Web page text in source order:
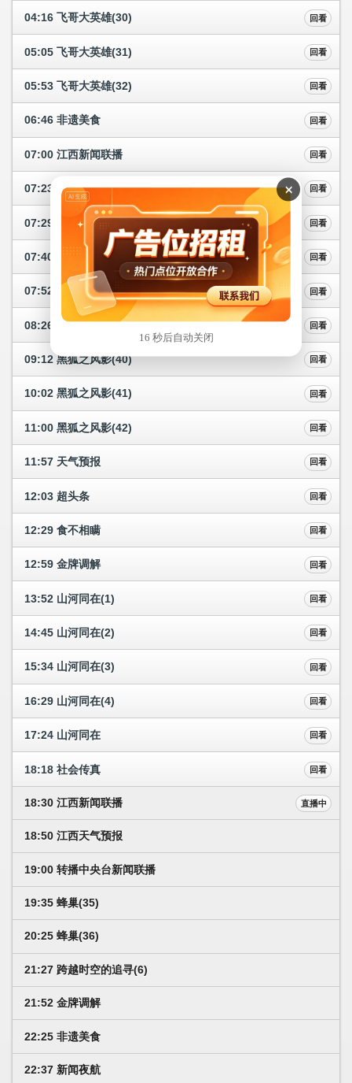
04:16 飞哥大英雄(30) 回看
05:05 飞哥大英雄(31) 回看
05:53 飞哥大英雄(32) 回看
06:46 非遗美食 回看
07:00 江西新闻联播 回看
07:23 天气预报 回看
07:29 海底小纵队·中国之旅Ⅱ 回看
07:40 海底小纵队·中国之旅Ⅱ 回看
07:52 美味人生 回看
08:26 黑狐之风影(39) 回看
09:12 黑狐之风影(40) 回看
10:02 黑狐之风影(41) 回看
11:00 黑狐之风影(42) 回看
11:57 天气预报 回看
12:03 超头条 回看
12:29 食不相瞒 回看
12:59 金牌调解 回看
13:52 山河同在(1) 回看
14:45 山河同在(2) 回看
15:34 山河同在(3) 回看
16:29 山河同在(4) 回看
17:24 山河同在 回看
18:18 社会传真 回看
18:30 江西新闻联播 直播中
18:50 江西天气预报
19:00 转播中央台新闻联播
19:35 蜂巢(35)
20:25 蜂巢(36)
21:27 跨越时空的追寻(6)
21:52 金牌调解
22:25 非遗美食
22:37 新闻夜航
×
15 秒后自动关闭